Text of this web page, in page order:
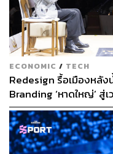
ECONOMIC / TECH
Redesign รื้อเมืองหลั
Branding ‘หาดใหญ่’ สู่